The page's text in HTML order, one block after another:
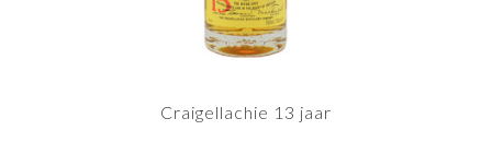
Craigellachie 13 jaar